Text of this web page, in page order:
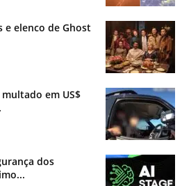
elenco de Ghost
em US$
dos